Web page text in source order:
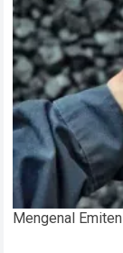
Mengenal